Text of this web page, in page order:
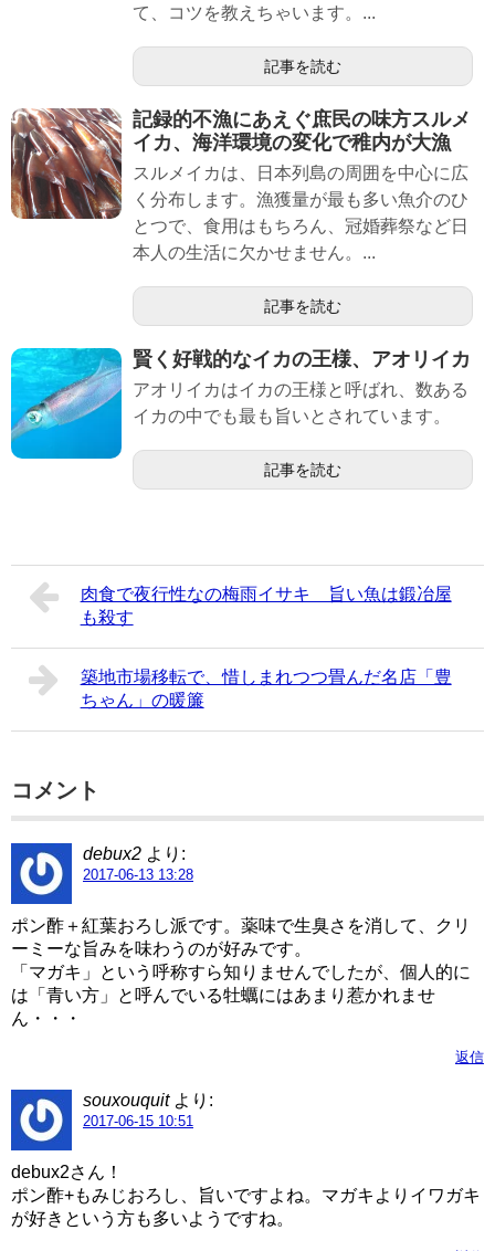
て、コツを教えちゃいます。...
記事を読む
記録的不漁にあえぐ庶民の味方スルメ
イカ、海洋環境の変化で稚内が大漁
スルメイカは、日本列島の周囲を中心に広
く分布します。漁獲量が最も多い魚介のひ
とつで、食用はもちろん、冠婚葬祭など日
本人の生活に欠かせません。...
記事を読む
賢く好戦的なイカの王様、アオリイカ
アオリイカはイカの王様と呼ばれ、数ある
イカの中でも最も旨いとされています。
記事を読む
肉食で夜行性なの梅雨イサキ 旨い魚は鍛冶屋
も殺す
築地市場移転で、惜しまれつつ畳んだ名店「豊
ちゃん」の暖簾
コメント
debux2 より:
2017-06-13 13:28
ポン酢＋紅葉おろし派です。薬味で生臭さを消して、クリ
ーミーな旨みを味わうのが好みです。
「マガキ」という呼称すら知りませんでしたが、個人的に
は「青い方」と呼んでいる牡蠣にはあまり惹かれませ
ん・・・
返信
souxouquit より:
2017-06-15 10:51
debux2さん！
ポン酢+もみじおろし、旨いですよね。マガキよりイワガキ
が好きという方も多いようですね。